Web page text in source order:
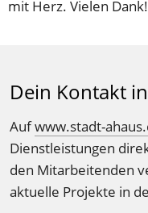
mit Herz. Vielen Dank!
Dein Kontakt
Auf www.stadt-
Dienstleistungen
den Mitarbeitenden
aktuelle Projekte in